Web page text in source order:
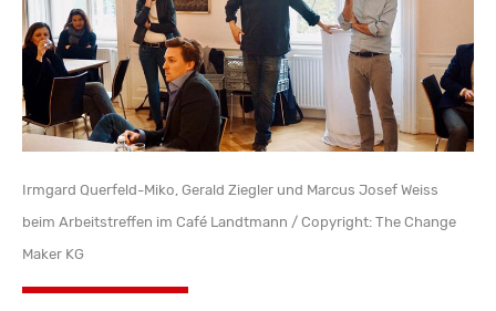
Irmgard Querfeld-Miko, Gerald Ziegler und Marcus Josef Weiss
beim Arbeitstreffen im Café Landtmann / Copyright: The Change
Maker KG